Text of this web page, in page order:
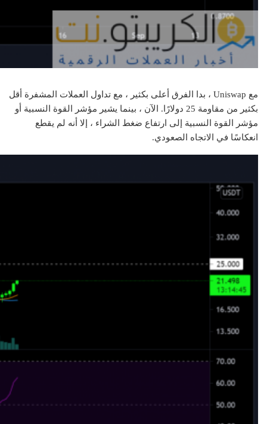
مع Uniswap ، بدا الفرق أعلى بكثير ، مع تداول العملات المشفرة أقل
بكثير من مقاومة 25 دولارًا. الآن ، بينما يشير مؤشر القوة النسبية أو
مؤشر القوة النسبية إلى ارتفاع ضغط الشراء ، إلا أنه لم يقطع
انعكاسًا في الاتجاه الصعودي.